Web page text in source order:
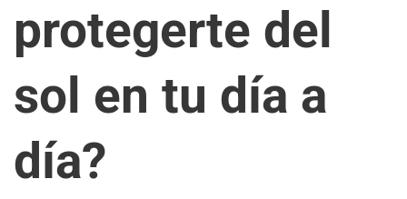
protegerte del
sol en tu día a
día?